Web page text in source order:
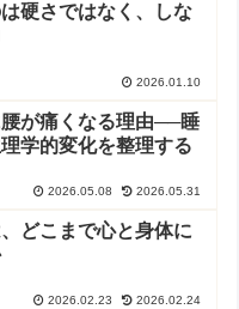
硬さではなく、しな
2026.01.10
が痛くなる理由──睡
学的変化を整理する
2026.05.08 2026.05.31
どこまで心と身体に
2026.02.23 2026.02.24